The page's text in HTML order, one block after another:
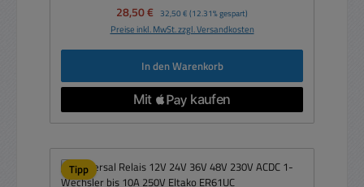
Verkaufspreis:
28,50 € Regulärer Preis:
32,50 € (12.31% gespart)
Preise inkl. MwSt. zzgl. Versandkosten
In den Warenkorb
Tipp